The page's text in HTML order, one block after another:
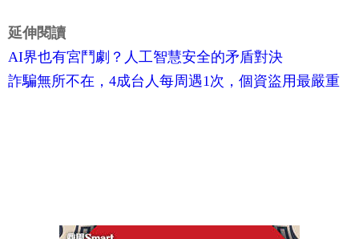
延伸閱讀
AI界也有宮鬥劇？人工智慧安全的矛盾對決
詐騙無所不在，4成台人每周遇1次，個資盜用最嚴重